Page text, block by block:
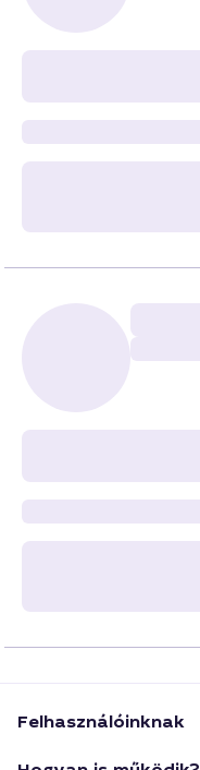
Felhasználóinknak